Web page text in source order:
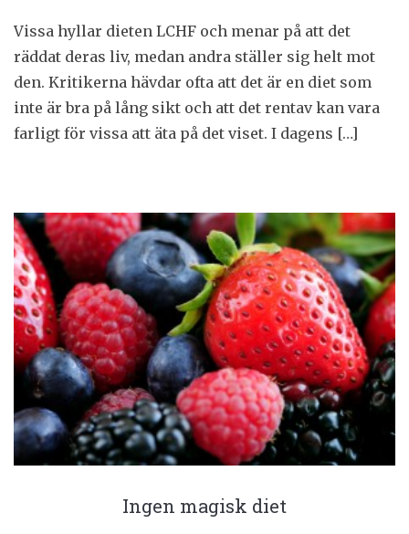
Vissa hyllar dieten LCHF och menar på att det
räddat deras liv, medan andra ställer sig helt mot
den. Kritikerna hävdar ofta att det är en diet som
inte är bra på lång sikt och att det rentav kan vara
farligt för vissa att äta på det viset. I dagens […]
Ingen magisk diet